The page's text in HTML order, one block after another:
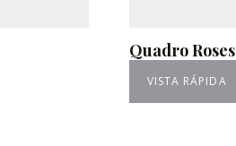
Quadro Roses
VISTA RÁPIDA